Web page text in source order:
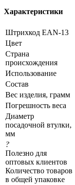
Характеристики
Штрихкод EAN-13
Цвет
Страна
происхождения
Использование
Состав
Вес изделия, грамм
Погрешность веса
Диаметр
посадочной втулки,
мм
?
Полезно для
оптовых клиентов
Количество товаров
в общей упаковке